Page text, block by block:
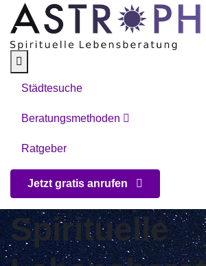
Städtesuche
Beratungsmethoden
Ratgeber
Jetzt gratis anrufen
Spirituelle